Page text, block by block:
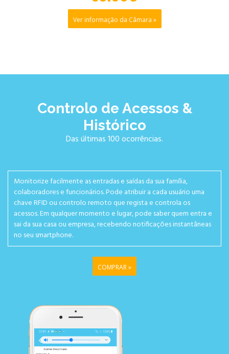
Ver informação da Câmara »
Controlo de Acessos &
Histórico
Das últimas 100 ocorrências.
Monitorize facilmente as entradas e saídas da sua família,
colaboradores e funcionários. Pode atribuir a cada usuário uma
chave RFID ou controlo remoto que regista e controla os
acessos. Em qualquer momento e lugar, pode saber quem entra e
sai da sua casa ou empresa, recebendo notificações instantâneas
no seu smartphone.
COMPRAR »